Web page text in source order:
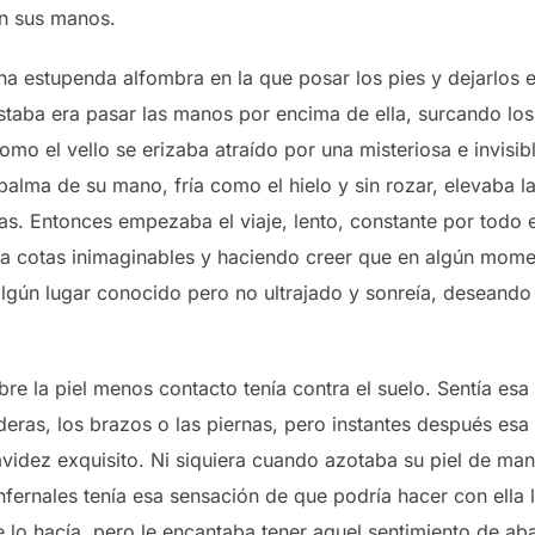
sus manos.
estupenda alfombra en la que posar los pies y dejarlos
era pasar las manos por encima de ella, surcando
el vello se erizaba atraído por una misteriosa e
de su mano, fría como el hielo y sin rozar, elevaba
Entonces empezaba el viaje, lento, constante por todo
cotas inimaginables y haciendo creer que en algún
lugar conocido pero no ultrajado y sonreía,
la piel menos contacto tenía contra el suelo. Sentía
los brazos o las piernas, pero instantes después
exquisito. Ni siquiera cuando azotaba su piel de
tenía esa sensación de que podría hacer con